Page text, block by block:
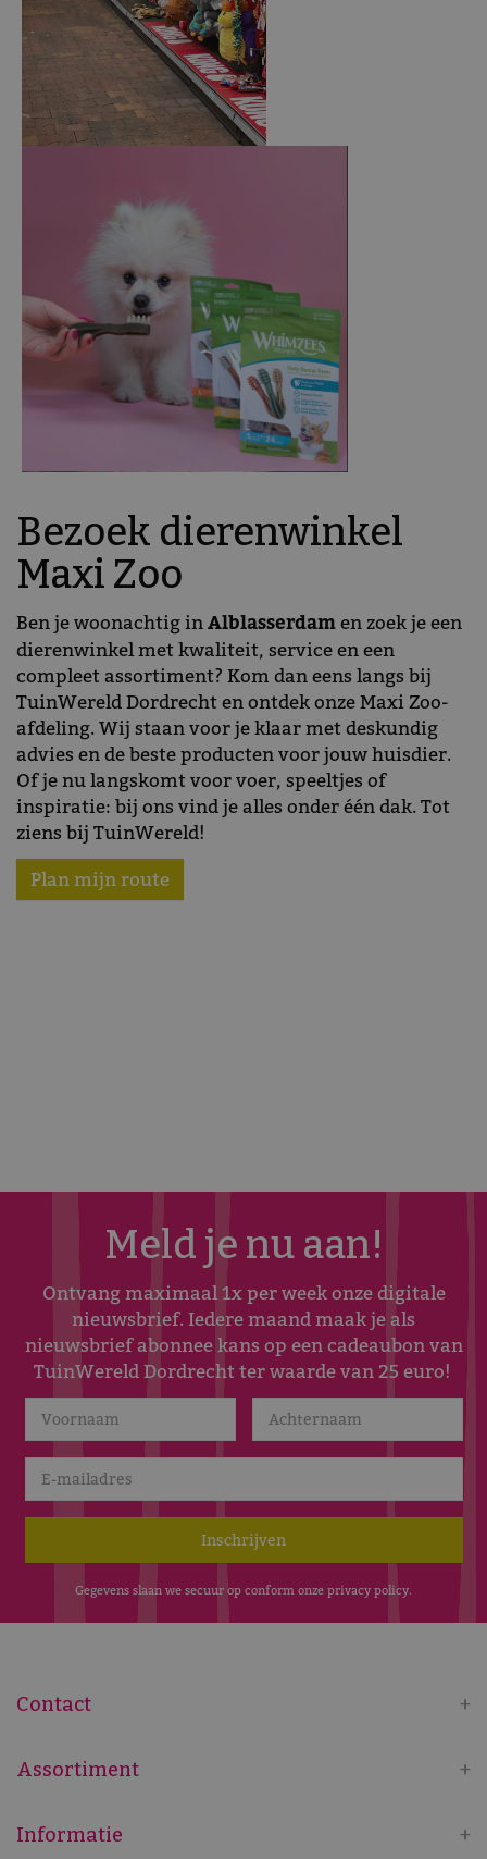
Bezoek dierenwinkel
Maxi Zoo
Ben je woonachtig inAlblasserdamen zoek je een
dierenwinkel met kwaliteit, service en een
compleet assortiment? Kom dan eens langs bij
TuinWereld Dordrecht en ontdek onze Maxi Zoo-
afdeling. Wij staan voor je klaar met deskundig
advies en de beste producten voor jouw huisdier.
Of je nu langskomt voor voer, speeltjes of
inspiratie: bij ons vind je alles onder één dak. Tot
ziens bij TuinWereld!
Plan mijn route
Meld je nu aan!
Ontvang maximaal 1x per week onze digitale
nieuwsbrief. Iedere maand maak je als
nieuwsbrief abonnee kans op een cadeaubon van
TuinWereld Dordrecht ter waarde van 25 euro!
Gegevens slaan we secuur op conform onze privacy policy.
Contact
Assortiment
Informatie